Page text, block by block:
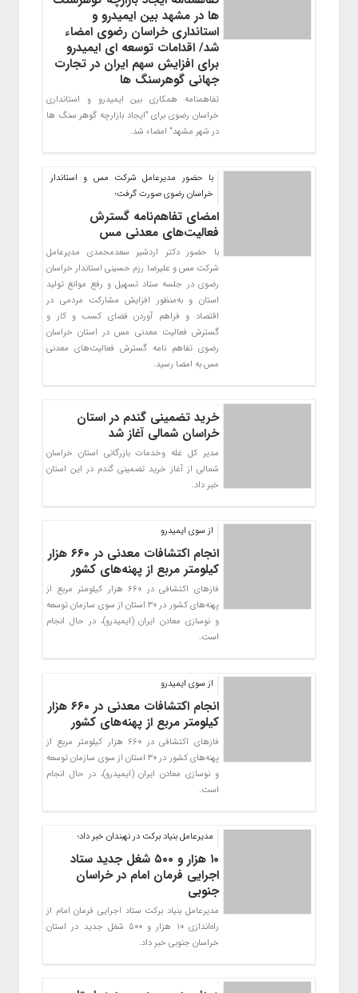
ها در مشهد بین ایمیدرو و
استانداری خراسان رضوی امضاء
شد/ اقدامات توسعه ای ایمیدرو
برای افزایش سهم ایران در تجارت
جهانی گوهرسنگ ها
تفاهمنامه همکاری بین ایمیدرو و استانداری
خراسان رضوی برای "ایجاد بازارچه گوهر سنگ ها
در شهر مشهد" امضاء شد.
با حضور مدیرعامل شرکت مس و استاندار
خراسان رضوی صورت گرفت؛
امضای تفاهم‌نامه گسترش
فعالیت‌های معدنی مس
با حضور دکتر اردشیر سعدمحمدی مدیرعامل
شرکت مس و علیرضا رزم حسینی استاندار خراسان
رضوی در جلسه ستاد تسهیل و رفع موانع تولید
استان و به‌منظور افزایش مشارکت مردمی در
اقتصاد و فراهم آوردن فضای کسب و کار و
گسترش فعالیت معدنی مس در استان خراسان
رضوی تفاهم نامه گسترش فعالیت‌های معدنی
مس به امضا رسید.
خرید تضمینی گندم در استان
خراسان شمالی آغاز شد
مدیر کل غله وخدمات بازرگانی استان خراسان
شمالی از آغاز خرید تضمینی گندم در این استان
خبر داد.
از سوی ایمیدرو
انجام اکتشافات معدنی در ۶۶۰ هزار
کیلومتر مربع از پهنه‌های کشور
فاز‌های اکتشافی در ۶۶۰ هزار کیلومتر مربع از
پهنه‌های کشور در ۳۰ استان از سوی سازمان توسعه
و نوسازی معادن ایران (ایمیدرو)، در حال انجام
است.
از سوی ایمیدرو
انجام اکتشافات معدنی در ۶۶۰ هزار
کیلومتر مربع از پهنه‌های کشور
فاز‌های اکتشافی در ۶۶۰ هزار کیلومتر مربع از
پهنه‌های کشور در ۳۰ استان از سوی سازمان توسعه
و نوسازی معادن ایران (ایمیدرو)، در حال انجام
است.
مدیرعامل بنیاد برکت در نهبندان خبر داد؛
۱۰ هزار و ۵۰۰ شغل جدید ستاد
اجرایی فرمان امام در خراسان
جنوبی
مدیرعامل بنیاد برکت ستاد اجرایی فرمان امام از
راه‌اندازی ۱۰ هزار و ۵۰۰ شغل جدید در استان
خراسان جنوبی خبر داد.